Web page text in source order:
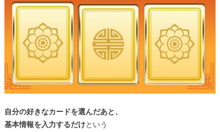
自分の好きなカードを選んだあと、
基本情報を入力するだけという